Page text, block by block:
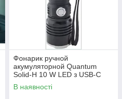
Фонарик ручной
акумуляторной Quantum
Solid-H 10 W LED з USB-C
В наявності